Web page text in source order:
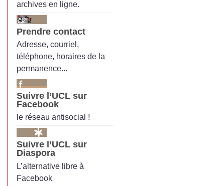
archives en ligne.
Prendre contact
Adresse, courriel,
téléphone, horaires de la
permanence...
Suivre l’UCL sur
Facebook
le réseau antisocial !
Suivre l’UCL sur
Diaspora
L’alternative libre à
Facebook